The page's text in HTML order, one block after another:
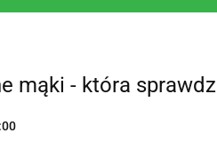
mąki - która